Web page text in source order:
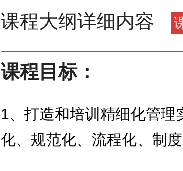
课程大纲详细内容
课程目标：
1、打造和培训精细化管理
化、规范化、流程化、制